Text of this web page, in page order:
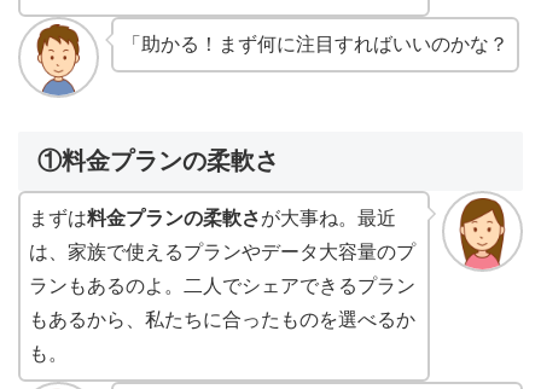
「助かる！まず何に注目すればいいのかな？
①料金プランの柔軟さ
まずは料金プランの柔軟さが大事ね。最近
は、家族で使えるプランやデータ大容量のプ
ランもあるのよ。二人でシェアできるプラン
もあるから、私たちに合ったものを選べるか
も。